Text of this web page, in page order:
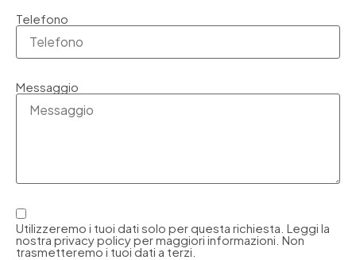
Telefono
Messaggio
Utilizzeremo i tuoi dati solo per questa richiesta. Leggi la
nostra privacy policy per maggiori informazioni. Non
trasmetteremo i tuoi dati a terzi.